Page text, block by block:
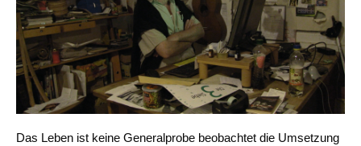
Das Leben ist keine Generalprobe beobachtet die Umsetzung